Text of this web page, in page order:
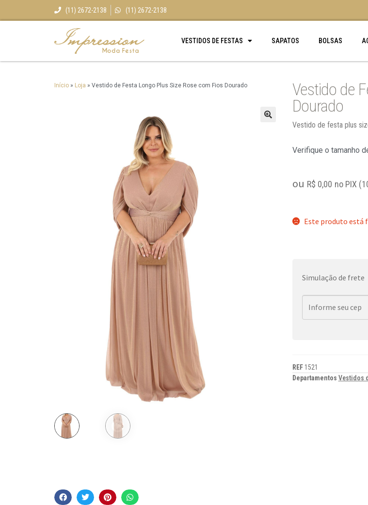
(11) 2672-2138 (11) 2672-2138
VESTIDOS DE FESTAS SAPATOS BOLSAS
Início » Loja » Vestido de Festa Longo Plus Size Rose com Fios Dourado
Vestido de
Dourado
Vestido de festa plus
Verifique o tamanho
ou R$ 0,00 no PIX
Este produto está
Simulação de frete
REF 1521
Departamentos Vestidos